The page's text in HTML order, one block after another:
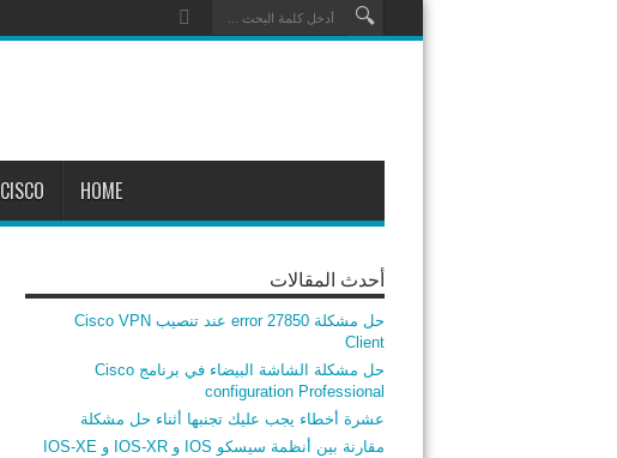
CISCO HOME
أحدث المقالات
حل مشكلة error 27850 عند تنصيب Cisco VPN
Client
حل مشكلة الشاشة البيضاء في برنامج Cisco
configuration Professional
عشرة أخطاء يجب عليك تجنبها أثناء حل مشكلة
مقارنة بين أنظمة سيسكو IOS و IOS-XR و IOS-XE